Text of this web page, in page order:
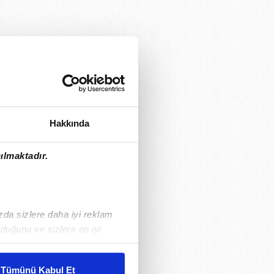
Hakkında
sizlere daha iyi reklam
ve sizlere en iyi
karşılamak
Tümünü Kabul Et